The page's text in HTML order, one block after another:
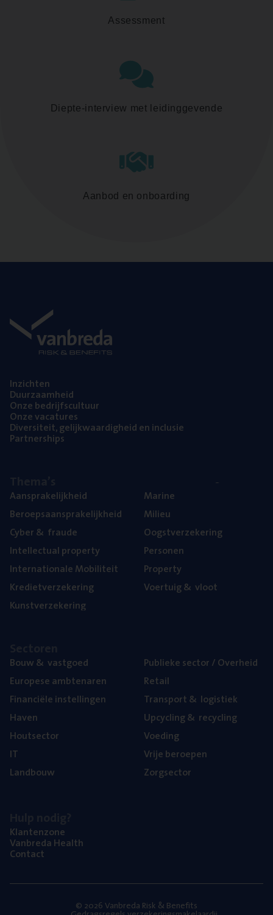
Assessment
Diepte-interview met leidinggevende
Aanbod en onboarding
Inzich­ten
Duur­zaam­heid
Onze bedrijfs­cul­tuur
Onze vaca­tu­res
Diver­si­teit, gelijk­waar­dig­heid en inclusie
Part­ner­ships
Aan­spra­ke­lijk­heid
Beroeps­aan­spra­ke­lijk­heid
Cyber& fraude
Intel­lec­tu­al property
Inter­na­ti­o­na­le Mobiliteit
Kre­diet­ver­ze­ke­ring
Kunst­ver­ze­ke­ring
Mari­ne
Mili­eu
Oogst­ver­ze­ke­ring
Per­so­nen
Pro­per­ty
Voer­tuig& vloot
Bouw& vastgoed
Euro­pe­se ambtenaren
Finan­ci­ë­le instellingen
Haven
Hout­sec­tor
IT
Land­bouw
Publie­ke sec­tor / Overheid
Retail
Trans­port& logistiek
Upcy­cling& recycling
Voe­ding
Vrije beroe­pen
Zorg­sec­tor
Klan­ten­zo­ne
Van­b­re­da Health
Con­tact
© 2026 Vanbreda Risk & Benefits